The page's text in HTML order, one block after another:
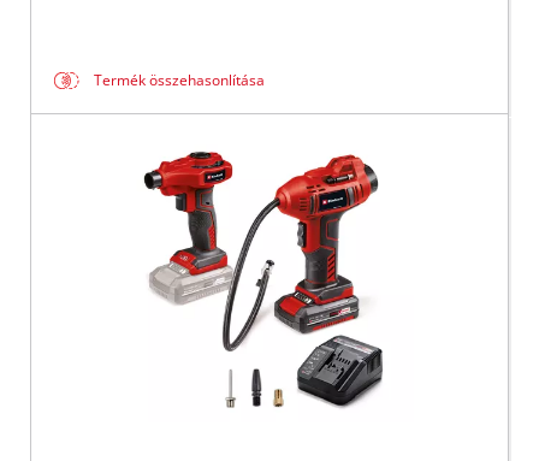
Termék összehasonlítása